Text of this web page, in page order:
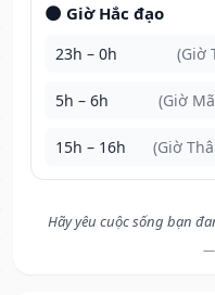
🌑 Giờ Hắc đạo
23h – 0h (Giờ
5h – 6h (Giờ
15h – 16h (Giờ
Hãy yêu cuộc sống bạn
—